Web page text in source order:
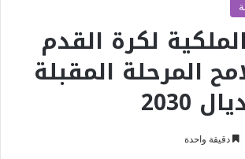
لكرة القدم
المرحلة المقبلة
دقيقة واحدة